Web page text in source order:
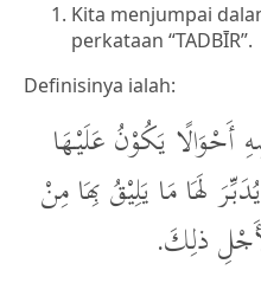
Kita menjumpai
perkataan “TADBĪR”.
Definisinya ialah:
يَكُوْنُ عَلَيْهَا
لَهَا مَا يَلِيْقُ بِهَا مِنْ
ذلِكَ.